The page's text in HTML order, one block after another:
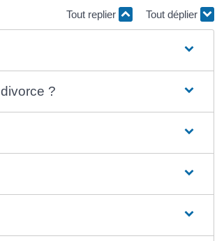
Tout replier Tout déplier
?